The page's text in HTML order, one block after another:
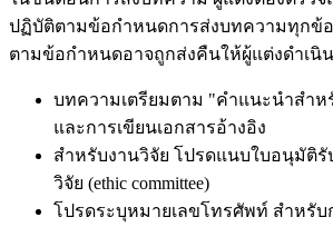
ปฏิบัติตามข้อกำหนดการส่งบทความทุกข้
ตามข้อกำหนดอาจถูกส่งคืนให้ผู้แต่งดำเนิ
บทความเตรียมตาม "คำแนะนำสำห
และการเขียนเอกสารอ้างอิง
สำหรับงานวิจัย โปรดแนบใบอนุมัติรั
วิจัย (ethic committee)
โปรดระบุหมายเลขโทรศัพท์ สำหรั